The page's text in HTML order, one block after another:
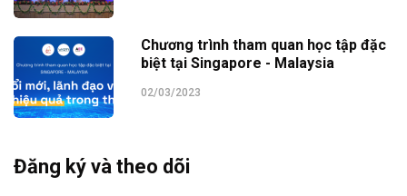
Chương trình tham quan học tập đặc
biệt tại Singapore - Malaysia
02/03/2023
Đăng ký và theo dõi